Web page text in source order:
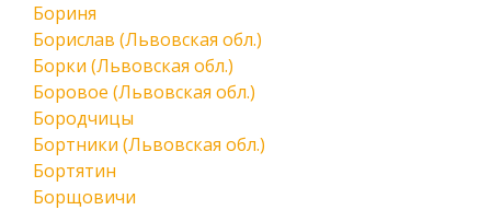
Бориня
Борислав (Львовская обл.)
Борки (Львовская обл.)
Боровое (Львовская обл.)
Бородчицы
Бортники (Львовская обл.)
Бортятин
Борщовичи